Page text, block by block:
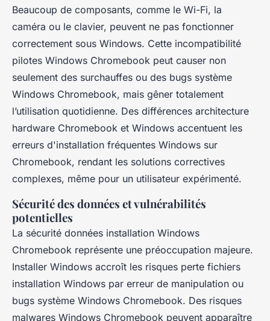
Beaucoup de composants, comme le Wi-Fi, la
caméra ou le clavier, peuvent ne pas fonctionner
correctement sous Windows. Cette incompatibilité
pilotes Windows Chromebook peut causer non
seulement des surchauffes ou des bugs système
Windows Chromebook, mais gêner totalement
l’utilisation quotidienne. Des différences architecture
hardware Chromebook et Windows accentuent les
erreurs d'installation fréquentes Windows sur
Chromebook, rendant les solutions correctives
complexes, même pour un utilisateur expérimenté.
Sécurité des données et vulnérabilités
potentielles
La sécurité données installation Windows
Chromebook représente une préoccupation majeure.
Installer Windows accroît les risques perte fichiers
installation Windows par erreur de manipulation ou
bugs système Windows Chromebook. Des risques
malwares Windows Chromebook peuvent apparaître